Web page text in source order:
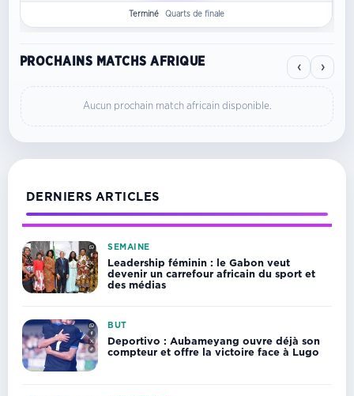
Terminé Quarts de finale
PROCHAINS MATCHS AFRIQUE ‹ ›
Aucun prochain match africain disponible.
DERNIERS ARTICLES
SEMAINE
Leadership féminin : le Gabon veut
devenir un carrefour africain du sport et
des médias
BUT
Deportivo : Aubameyang ouvre déjà son
compteur et offre la victoire face à Lugo